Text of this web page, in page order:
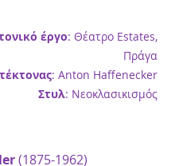
έργο: Θέατρο Estates,
Πράγα
: Anton Haffenecker
Στυλ: Νεοκλασικισμός
(1875-1962)